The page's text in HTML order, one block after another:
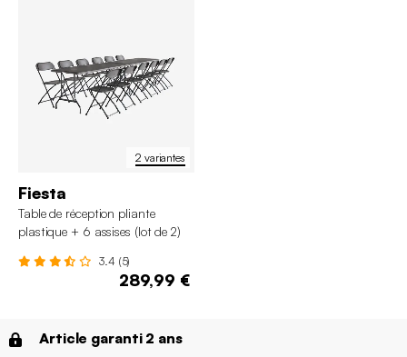
2 variantes
Fiesta
Table de réception pliante
plastique + 6 assises (lot de 2)
3.4 (5)
289,99 €
Article garanti 2 ans